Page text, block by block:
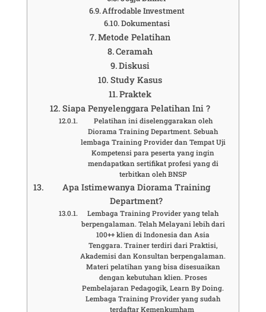
Affrodable Investment
Dokumentasi
Metode Pelatihan
Ceramah
Diskusi
Study Kasus
Praktek
Siapa Penyelenggara Pelatihan Ini ?
Pelatihan ini diselenggarakan oleh
Diorama Training Department. Sebuah
lembaga Training Provider dan Tempat Uji
Kompetensi para peserta yang ingin
mendapatkan sertifikat profesi yang di
terbitkan oleh BNSP
Apa Istimewanya Diorama Training
Department?
Lembaga Training Provider yang telah
berpengalaman. Telah Melayani lebih dari
100++ klien di Indonesia dan Asia
Tenggara. Trainer terdiri dari Praktisi,
Akademisi dan Konsultan berpengalaman.
Materi pelatihan yang bisa disesuaikan
dengan kebutuhan klien. Proses
Pembelajaran Pedagogik, Learn By Doing.
Lembaga Training Provider yang sudah
terdaftar Kemenkumham